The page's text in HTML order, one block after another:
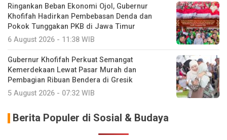
Ringankan Beban Ekonomi Ojol, Gubernur
Khofifah Hadirkan Pembebasan Denda dan
Pokok Tunggakan PKB di Jawa Timur
6 August 2026 - 11:38 WIB
Gubernur Khofifah Perkuat Semangat
Kemerdekaan Lewat Pasar Murah dan
Pembagian Ribuan Bendera di Gresik
5 August 2026 - 07:32 WIB
Berita Populer di Sosial & Budaya